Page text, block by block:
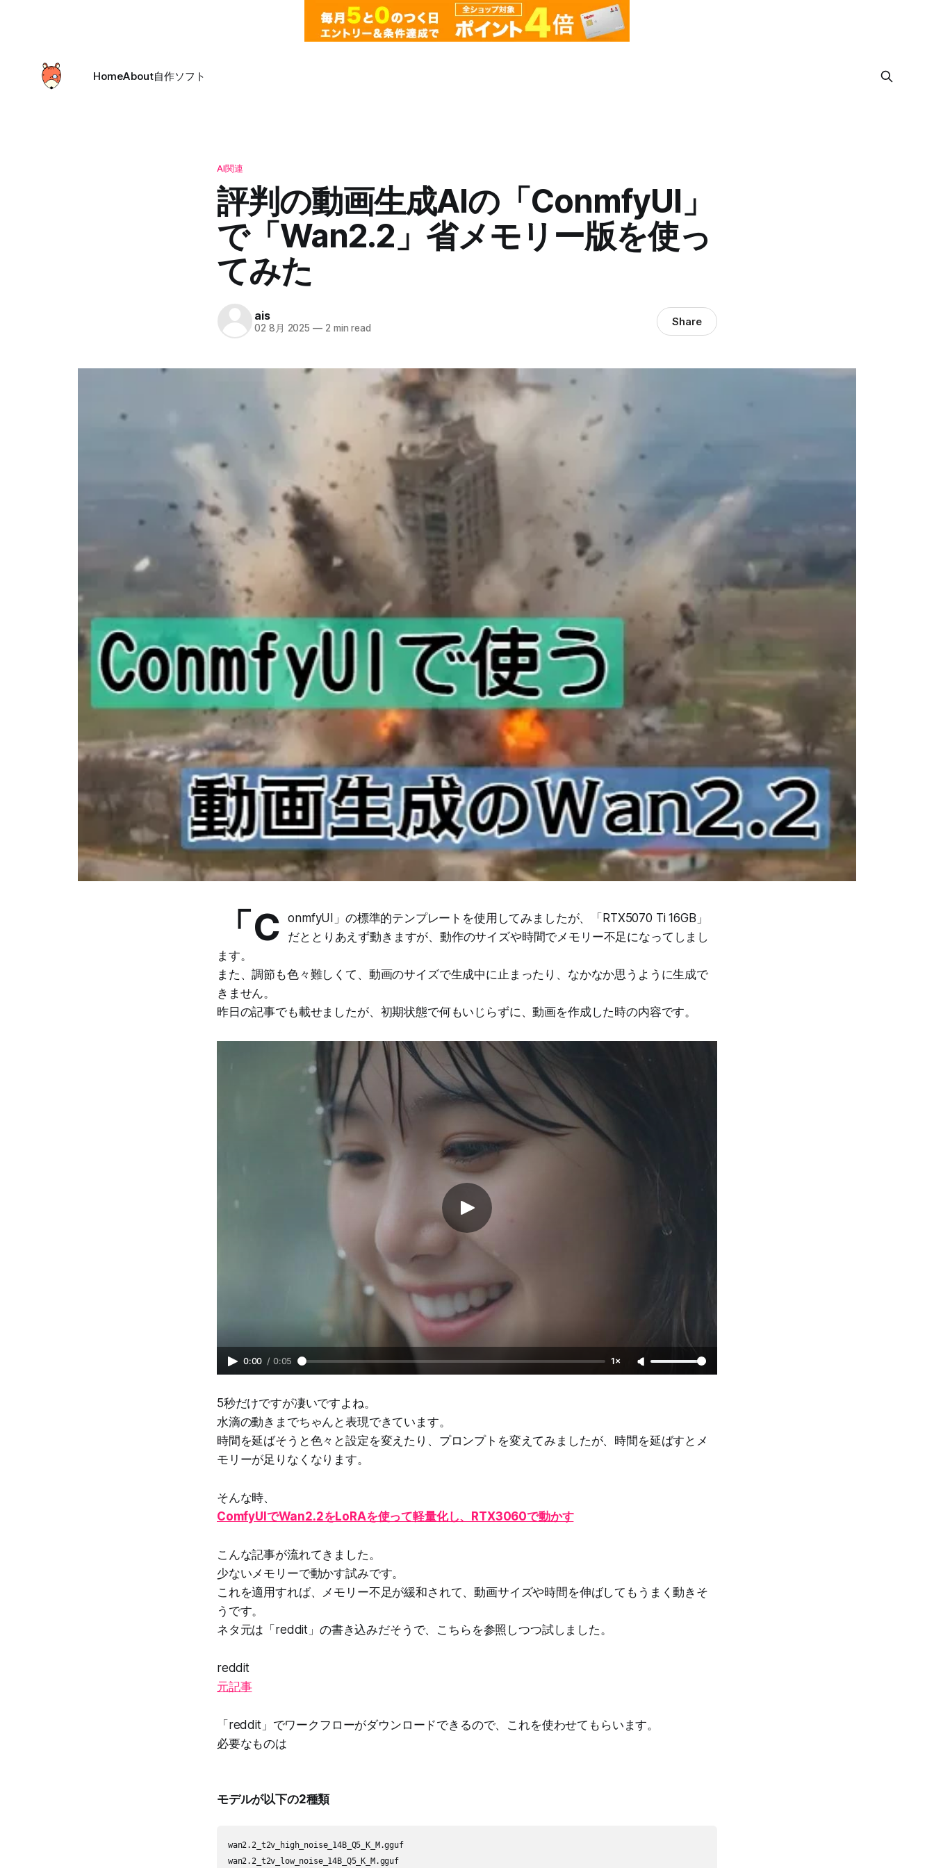
HomeAbout自作ソフト
AI関連
評判の動画生成AIの「ConmfyUI」
で「Wan2.2」省メモリー版を使っ
てみた
ais
02 8月 2025 — 2 min read Share
「C
onmfyUI」の標準的テンプレートを使用してみましたが、「RTX5070 Ti 16GB」
だととりあえず動きますが、動作のサイズや時間でメモリー不足になってしまし
ます。
また、調節も色々難しくて、動画のサイズで生成中に止まったり、なかなか思うように生成で
きません。
昨日の記事でも載せましたが、初期状態で何もいじらずに、動画を作成した時の内容です。
0:00 / 0:05 1×
5秒だけですが凄いですよね。
水滴の動きまでちゃんと表現できています。
時間を延ばそうと色々と設定を変えたり、プロンプトを変えてみましたが、時間を延ばすとメ
モリーが足りなくなります。
そんな時、
ComfyUIでWan2.2をLoRAを使って軽量化し、RTX3060で動かす
こんな記事が流れてきました。
少ないメモリーで動かす試みです。
これを適用すれば、メモリー不足が緩和されて、動画サイズや時間を伸ばしてもうまく動きそ
うです。
ネタ元は「reddit」の書き込みだそうで、こちらを参照しつつ試しました。
reddit
元記事
「reddit」でワークフローがダウンロードできるので、これを使わせてもらいます。
必要なものは
モデルが以下の2種類
wan2.2_t2v_high_noise_14B_Q5_K_M.gguf
wan2.2_t2v_low_noise_14B_Q5_K_M.gguf